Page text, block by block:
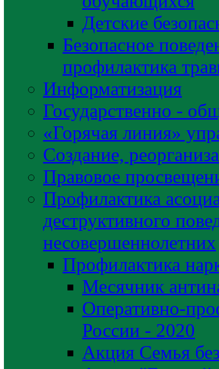
Детские
Безопасное
профилактика
Информатизация
Государственно -
«Горячая линия»
Создание,
Правовое
Профилактика
деструктивного
несовершеннолетних
Профилактика
Месячник
Оперативно-
России - 2020
Акция Семья